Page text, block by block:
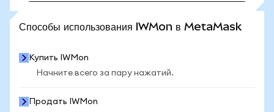
Способы использования IWMon в MetaMask
Купить IWMon
Начните всего за пару нажатий.
Продать IWMon